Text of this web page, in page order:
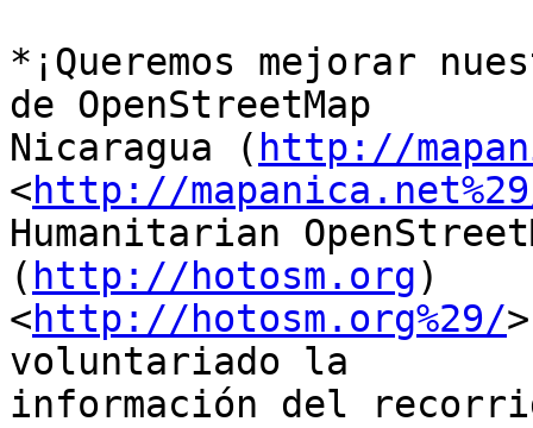
*¡Queremos mejorar
de OpenStreetMap
Nicaragua ( http://
<http://
Humanitarian
( http://hotosm.org)
<http://hotosm.org%29/
voluntariado la
información del